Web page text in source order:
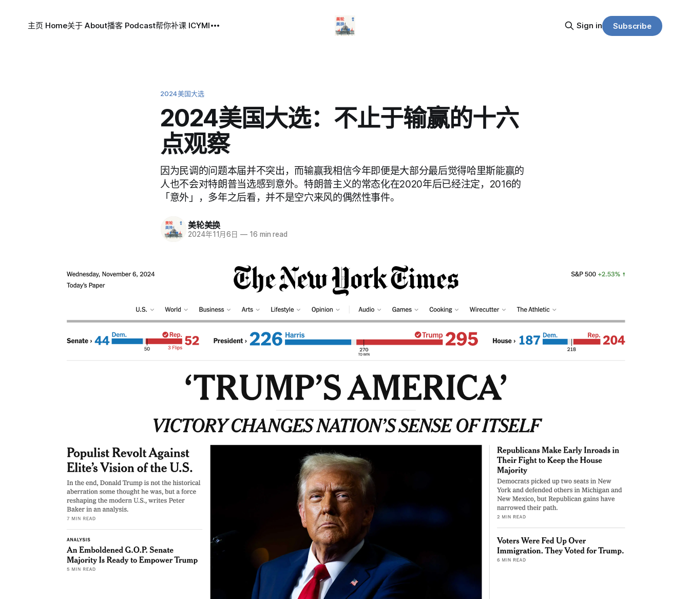
主页 Home关于 About播客 Podcast帮你补课 ICYMI Sign in Subscribe
2024美国大选
2024美国大选：不止于输赢的十六
点观察
因为民调的问题本届并不突出，而输赢我相信今年即便是大部分最后觉得哈里斯能赢的
人也不会对特朗普当选感到意外。特朗普主义的常态化在2020年后已经注定，2016的
「意外」，多年之后看，并不是空穴来风的偶然性事件。
美轮美换
2024年11月6日 — 16 min read